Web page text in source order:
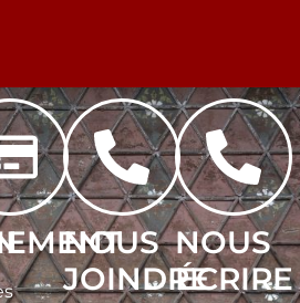
NOUS
JOINDRE
NOUS
ÉCRIRE